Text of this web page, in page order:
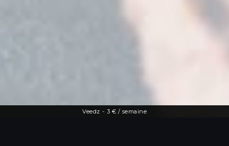
Veedz - 3 € / semaine